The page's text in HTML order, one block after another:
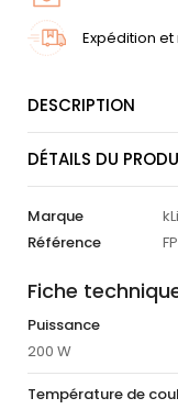
Expédition
DESCRIPTION
DÉTAILS DU
Marque
Référence
Fiche
Puissance
200 W
Température de